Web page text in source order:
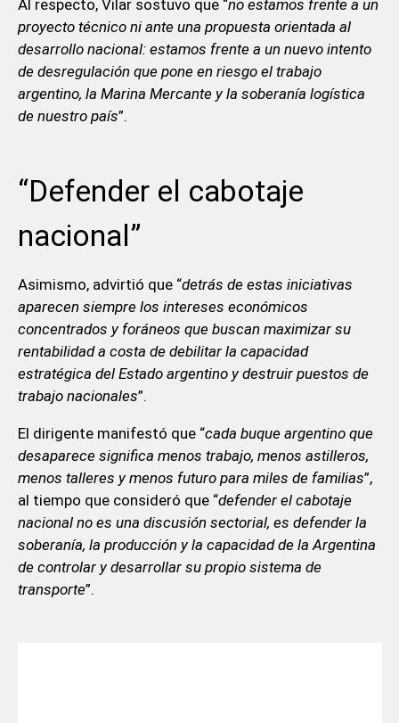
Al respecto, Vilar sostuvo que “no estamos frente a un
proyecto técnico ni ante una propuesta orientada al
desarrollo nacional: estamos frente a un nuevo intento
de desregulación que pone en riesgo el trabajo
argentino, la Marina Mercante y la soberanía logística
de nuestro país”.
“Defender el cabotaje
nacional”
Asimismo, advirtió que “detrás de estas iniciativas
aparecen siempre los intereses económicos
concentrados y foráneos que buscan maximizar su
rentabilidad a costa de debilitar la capacidad
estratégica del Estado argentino y destruir puestos de
trabajo nacionales”.
El dirigente manifestó que “cada buque argentino que
desaparece significa menos trabajo, menos astilleros,
menos talleres y menos futuro para miles de familias”,
al tiempo que consideró que “defender el cabotaje
nacional no es una discusión sectorial, es defender la
soberanía, la producción y la capacidad de la Argentina
de controlar y desarrollar su propio sistema de
transporte”.